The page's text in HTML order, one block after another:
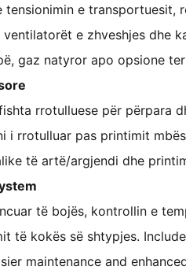
tensionimin e
e zhveshjes dhe
gaz natyror apo opsione
rrotulluese për përpara
i rrotulluar pas printimit
të artë/argjendi dhe
të bojës, kontrollin e
të kokës së shtypjes.
maintenance and